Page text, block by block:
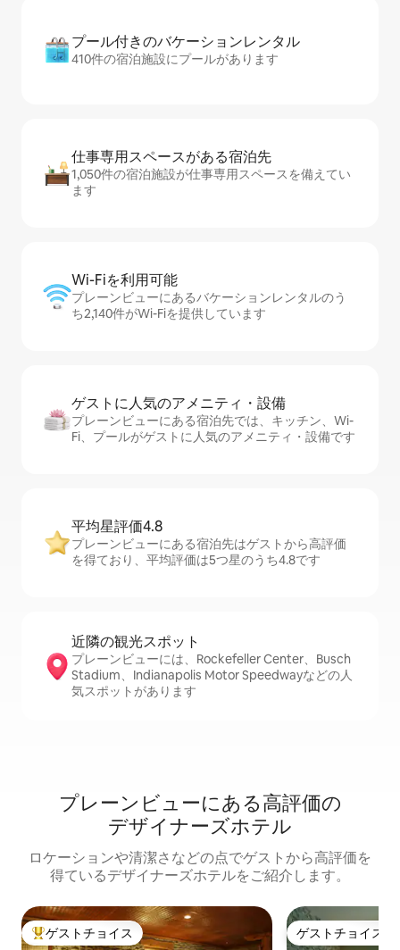
プール付きのバ⁠ケ⁠ー⁠シ⁠ョ⁠ンレ⁠ン⁠タ⁠ル
410件の宿泊施設にプールがあります
仕事専用ス⁠ペ⁠ー⁠スがあ⁠る宿⁠泊⁠先
1,050件の宿泊施設が仕事専用スペースを備えてい
ます
Wi-Fiを利⁠用⁠可⁠能
プレーンビューにあるバケーションレンタルのう
ち2,140件がWi-Fiを提供しています
ゲストに人⁠気⁠のア⁠メ⁠ニ⁠テ⁠ィ・設⁠備
プレーンビューにある宿泊先では、キッチン、Wi-
Fi、プールがゲストに人気のアメニティ・設備です
平均星評価4.8
プレーンビューにある宿泊先はゲストから高評価
を得ており、平均評価は5つ星のうち4.8です
近隣の観光ス⁠ポ⁠ッ⁠ト
プレーンビューには、Rockefeller Center、Busch
Stadium、Indianapolis Motor Speedwayなどの人
気スポットがあります
プレーンビューにある高⁠評⁠価⁠の
デ⁠ザ⁠イ⁠ナ⁠ー⁠ズホ⁠テ⁠ル
ロケーションや清⁠潔⁠さ⁠な⁠ど⁠の点⁠でゲ⁠ス⁠ト⁠か⁠ら高⁠評⁠価⁠を
得⁠て⁠い⁠るデ⁠ザ⁠イ⁠ナ⁠ー⁠ズホ⁠テ⁠ル⁠をご⁠紹⁠介し⁠ま⁠す⁠。
大好評のゲストチョイスです。
ゲストチョイス ゲストチョイス
ゲストチョイス